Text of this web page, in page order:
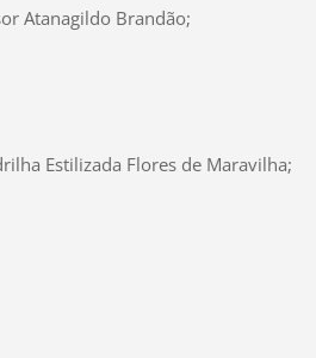
Atanagildo Brandão;
Estilizada Flores de Maravilha;